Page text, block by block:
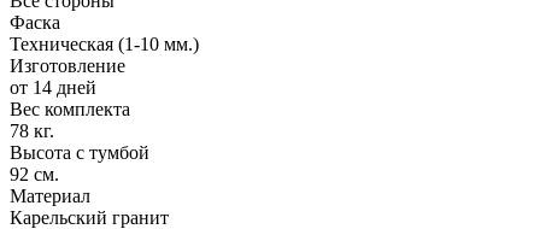
Фаска
Техническая (1-10 мм.)
Изготовление
от 14 дней
Вес комплекта
78 кг.
Высота с тумбой
92 см.
Материал
Карельский гранит